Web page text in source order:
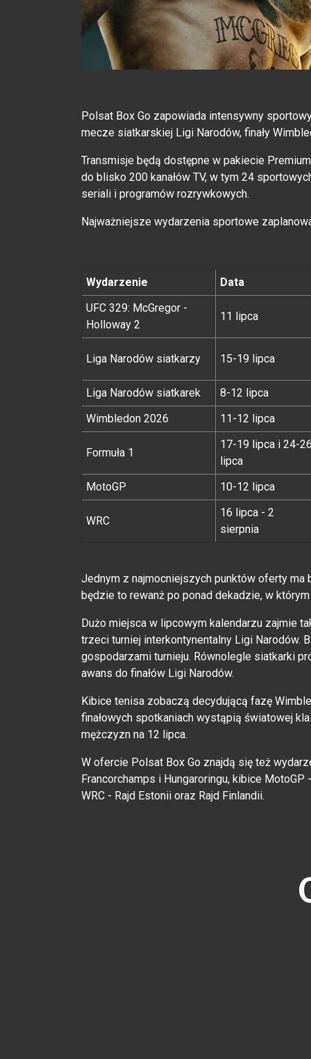
Polsat Box Go zapowiada intensywny
mecze siatkarskiej Ligi Narodów, finały
Transmisje będą dostępne w pakiecie
do blisko 200 kanałów TV, w tym 24
seriali i programów rozrywkowych.
Najważniejsze wydarzenia sportowe
Wydarzenie
Data
UFC 329: McGregor -
Holloway 2
11 lipca
Liga Narodów siatkarzy 15-19 lipca
Liga Narodów siatkarek
8-12 lipca
Wimbledon 2026
11-12 lipca
Formuła 1
17-19 lipca i 24-
lipca
MotoGP
10-12 lipca
WRC
16 lipca - 2
sierpnia
Jednym z najmocniejszych punktów oferty ma
będzie to rewanż po ponad dekadzie, w
Dużo miejsca w lipcowym kalendarzu zajmie
trzeci turniej interkontynentalny Ligi Narodów.
gospodarzami turnieju. Równolegle siatkarki
awans do finałów Ligi Narodów.
Kibice tenisa zobaczą decydującą fazę
finałowych spotkaniach wystąpią światowej
mężczyzn na 12 lipca.
W ofercie Polsat Box Go znajdą się też
Francorchamps i Hungaroringu, kibice
WRC - Rajd Estonii oraz Rajd Finlandii.